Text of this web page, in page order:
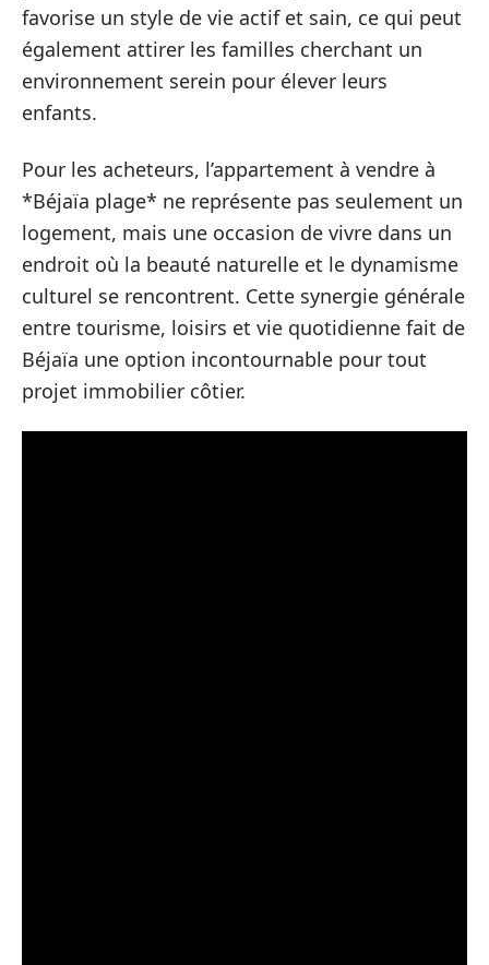
favorise un style de vie actif et sain, ce qui peut
également attirer les familles cherchant un
environnement serein pour élever leurs
enfants.
Pour les acheteurs, l’appartement à vendre à
*Béjaïa plage* ne représente pas seulement un
logement, mais une occasion de vivre dans un
endroit où la beauté naturelle et le dynamisme
culturel se rencontrent. Cette synergie générale
entre tourisme, loisirs et vie quotidienne fait de
Béjaïa une option incontournable pour tout
projet immobilier côtier.